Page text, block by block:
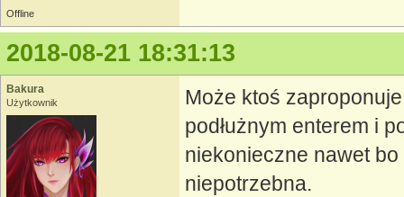
Offline
2018-08-21 18:31:13
Bakura
Użytkownik
Może ktoś
podłużnym enterem i
niekonieczne nawet
niepotrzebna.